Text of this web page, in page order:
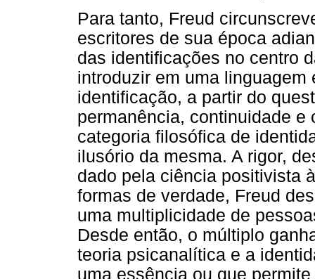
Para tanto, Freud
escritores de sua época
das identificações no centro
introduzir em uma
identificação, a partir do
permanência, continuidade
categoria filosófica de
ilusório da mesma. A rigor,
dado pela ciência positivista
formas de verdade, Freud
uma multiplicidade de
Desde então, o múltiplo
teoria psicanalítica e a
uma essência ou que